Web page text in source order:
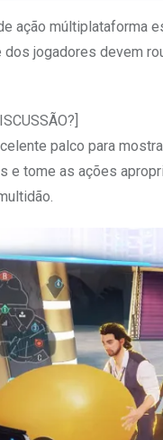
ação múltiplataforma
dos jogadores devem
palco para
e tome as ações